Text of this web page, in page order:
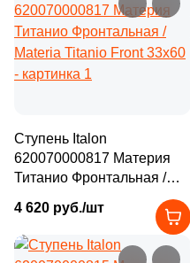
Ступень Italon
620070000817 Материя
Титанио Фронтальная /
Materia Titanio Front 33x60
4 620 руб./шт